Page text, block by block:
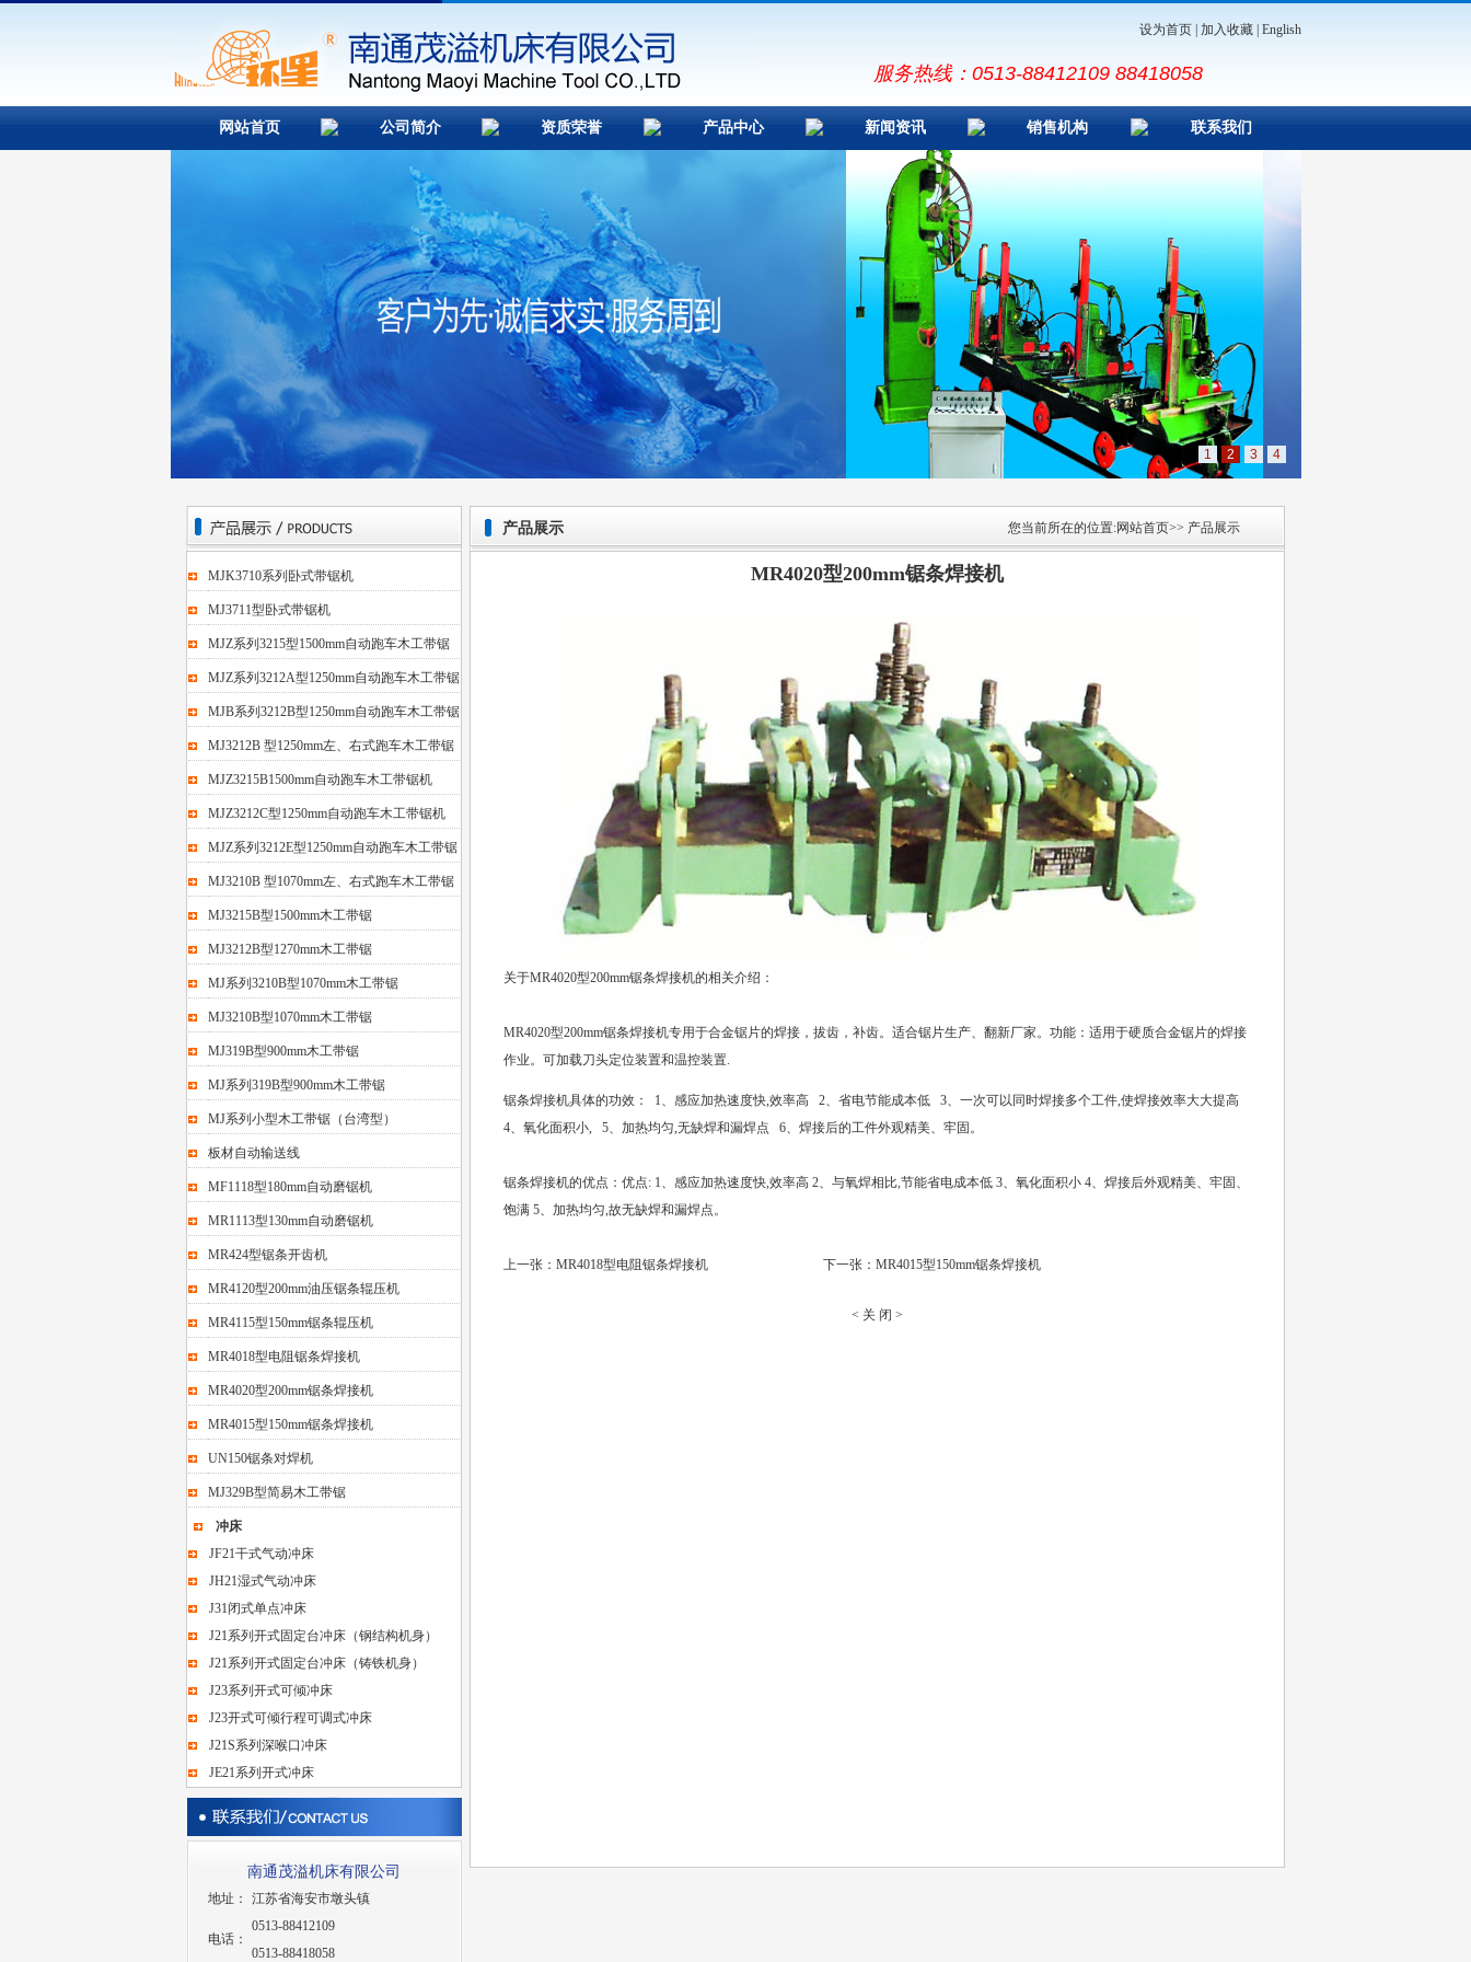
设为首页| 加入收藏| English
服务热线：0513-88412109 88418058
网站首页 公司简介 资质荣誉 产品中心 新闻资讯 销售机构 联系我们
1 2 3 4
MJK3710系列卧式带锯机
MJ3711型卧式带锯机
MJZ系列3215型1500mm自动跑车木工带锯
MJZ系列3212A型1250mm自动跑车木工带锯
MJB系列3212B型1250mm自动跑车木工带锯
MJ3212B 型1250mm左、右式跑车木工带锯
MJZ3215B1500mm自动跑车木工带锯机
MJZ3212C型1250mm自动跑车木工带锯机
MJZ系列3212E型1250mm自动跑车木工带锯
MJ3210B 型1070mm左、右式跑车木工带锯
MJ3215B型1500mm木工带锯
MJ3212B型1270mm木工带锯
MJ系列3210B型1070mm木工带锯
MJ3210B型1070mm木工带锯
MJ319B型900mm木工带锯
MJ系列319B型900mm木工带锯
MJ系列小型木工带锯（台湾型）
板材自动输送线
MF1118型180mm自动磨锯机
MR1113型130mm自动磨锯机
MR424型锯条开齿机
MR4120型200mm油压锯条辊压机
MR4115型150mm锯条辊压机
MR4018型电阻锯条焊接机
MR4020型200mm锯条焊接机
MR4015型150mm锯条焊接机
UN150锯条对焊机
MJ329B型简易木工带锯
冲床
JF21干式气动冲床
JH21湿式气动冲床
J31闭式单点冲床
J21系列开式固定台冲床（钢结构机身）
J21系列开式固定台冲床（铸铁机身）
J23系列开式可倾冲床
J23开式可倾行程可调式冲床
J21S系列深喉口冲床
JE21系列开式冲床
南通茂溢机床有限公司
地址： 江苏省海安市墩头镇
电话：
0513-88412109
0513-88418058
产品展示 您当前所在的位置:网站首页>> 产品展示
MR4020型200mm锯条焊接机
关于MR4020型200mm锯条焊接机的相关介绍：
MR4020型200mm锯条焊接机专用于合金锯片的焊接，拔齿，补齿。适合锯片生产、翻新厂家。功能：适用于硬质合金锯片的焊接
作业。可加载刀头定位装置和温控装置.
锯条焊接机具体的功效： 1、感应加热速度快,效率高 2、省电节能成本低 3、一次可以同时焊接多个工件,使焊接效率大大提高
4、氧化面积小, 5、加热均匀,无缺焊和漏焊点 6、焊接后的工件外观精美、牢固。
锯条焊接机的优点：优点: 1、感应加热速度快,效率高 2、与氧焊相比,节能省电成本低 3、氧化面积小 4、焊接后外观精美、牢固、
饱满 5、加热均匀,故无缺焊和漏焊点。
上一张： MR4018型电阻锯条焊接机 下一张： MR4015型150mm锯条焊接机
< 关 闭 >